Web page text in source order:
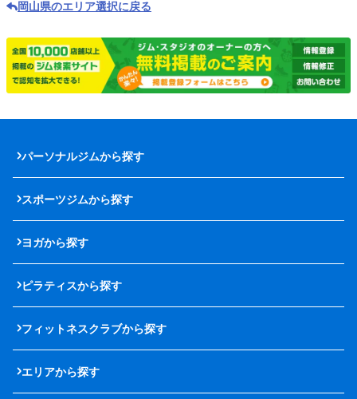
岡山県のエリア選択に戻る
パーソナルジムから探す
スポーツジムから探す
ヨガから探す
ピラティスから探す
フィットネスクラブから探す
エリアから探す